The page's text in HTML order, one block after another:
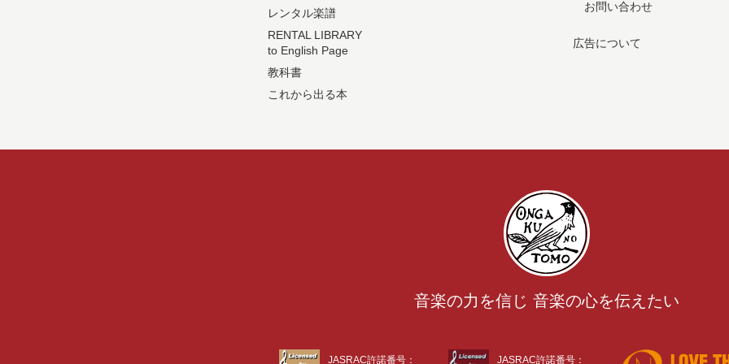
レンタル楽譜
RENTAL LIBRARY
to English Page
教科書
これから出る本
お問い合わせ
広告について
音楽の力を信じ 音楽の心を伝えたい
JASRAC許諾番号： JASRAC許諾番号：